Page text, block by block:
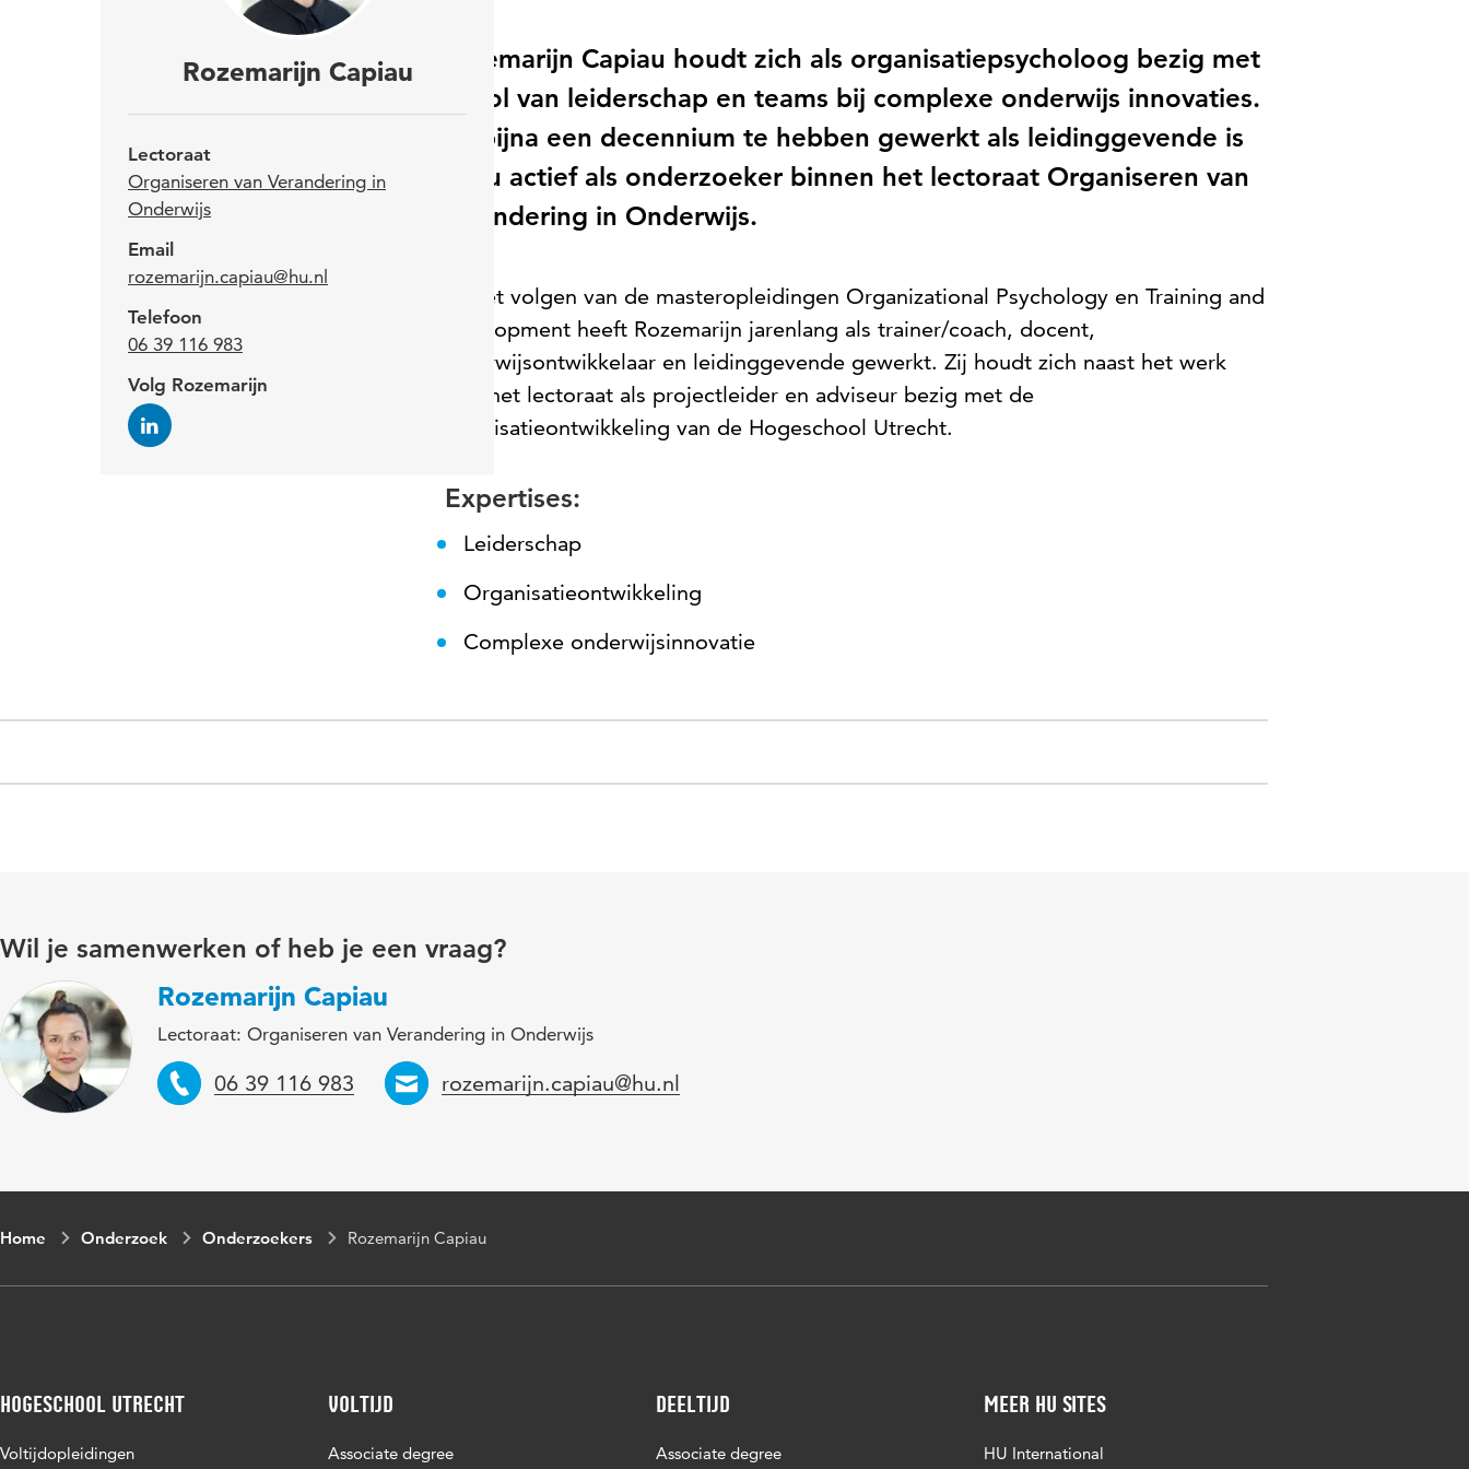
Rozemarijn Capiau
Lectoraat
Organiseren van Verandering in
Onderwijs
Email
rozemarijn.capiau@hu.nl
Telefoon
06 39 116 983
Volg Rozemarijn
Rozemarijn Capiau houdt zich als organisatiepsycholoog bezig met
de rol van leiderschap en teams bij complexe onderwijs innovaties.
Na bijna een decennium te hebben gewerkt als leidinggevende is
zij nu actief als onderzoeker binnen het lectoraat Organiseren van
Verandering in Onderwijs.
Na het volgen van de masteropleidingen Organizational Psychology en Training and
Development heeft Rozemarijn jarenlang als trainer/coach, docent,
onderwijsontwikkelaar en leidinggevende gewerkt. Zij houdt zich naast het werk
voor het lectoraat als projectleider en adviseur bezig met de
organisatieontwikkeling van de Hogeschool Utrecht.
Expertises:
Leiderschap
Organisatieontwikkeling
Complexe onderwijsinnovatie
Wil je samenwerken of heb je een vraag?
Rozemarijn Capiau
Lectoraat: Organiseren van Verandering in Onderwijs
Telefoon
06 39 116 983 Email
rozemarijn.capiau@hu.nl
Home Onderzoek Onderzoekers Rozemarijn Capiau
Hogeschool Utrecht
Voltijdopleidingen
Voltijd
Associate degree
Deeltijd
Associate degree
Meer HU sites
HU International